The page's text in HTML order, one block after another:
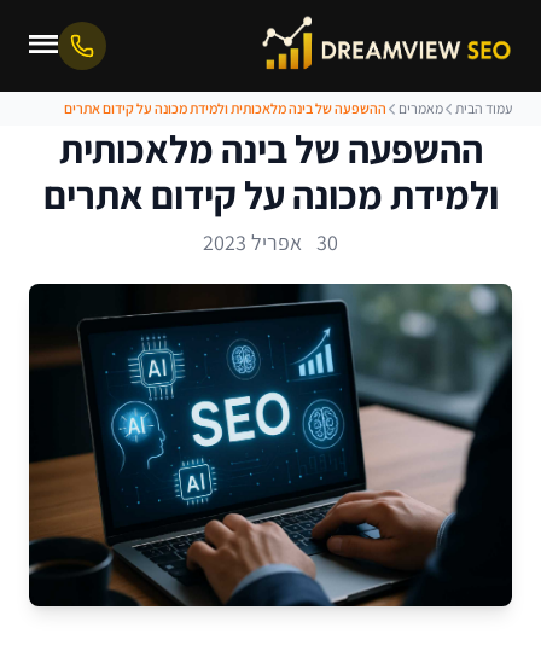
עמוד הבית מאמרים ההשפעה של בינה מלאכותית ולמידת מכונה על קידום אתרים
ההשפעה של בינה מלאכותית
ולמידת מכונה על קידום אתרים
30 אפריל 2023